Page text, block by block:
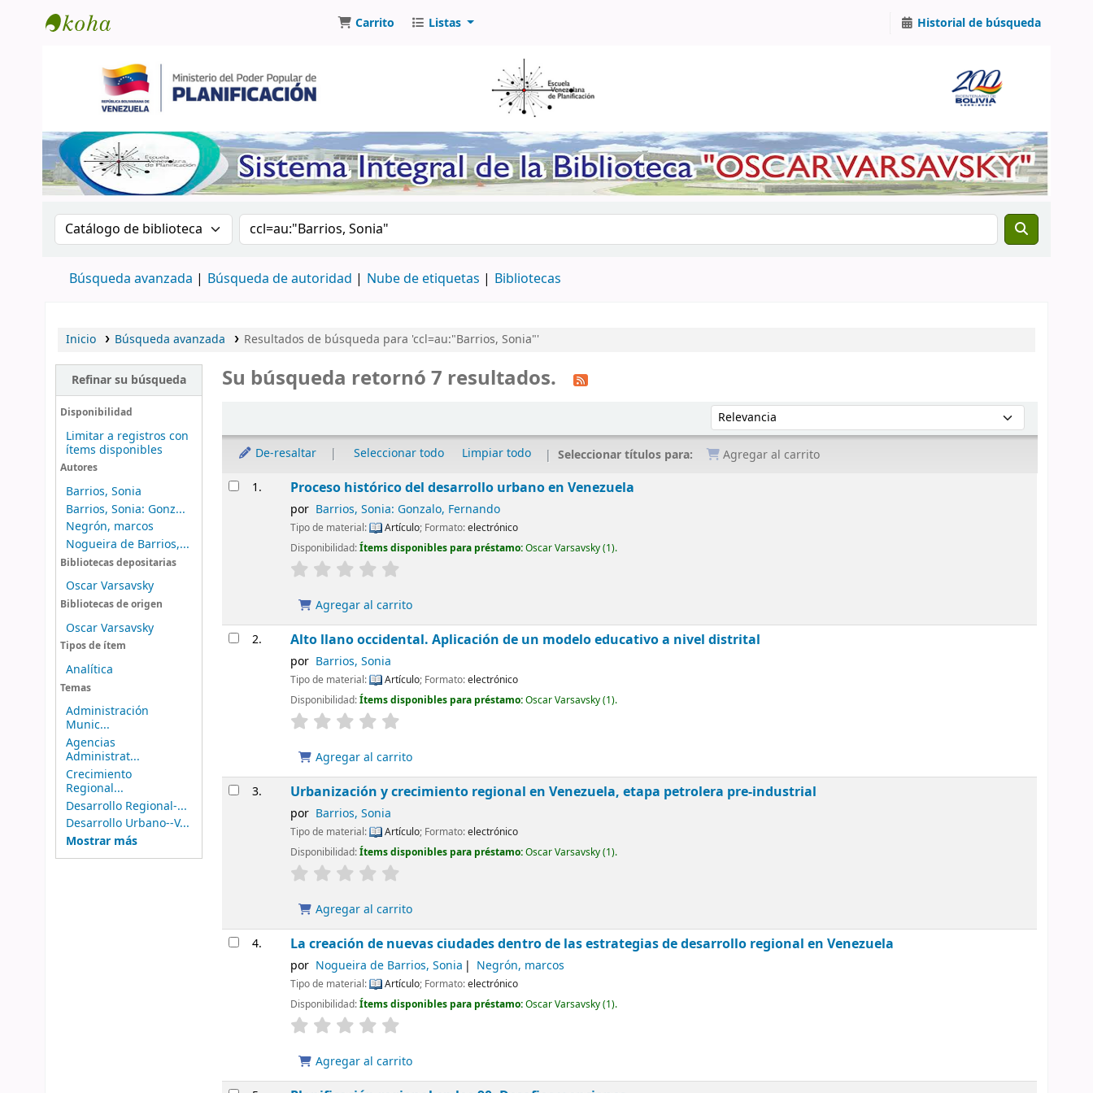
Carrito Listas Historial de búsqueda
Buscar en el catálogo por:Buscar en el catálogo por palabra clave
Búsqueda avanzada Búsqueda de autoridad Nube de etiquetas Bibliotecas
Inicio Búsqueda avanzada Resultados de búsqueda para 'ccl=au:"Barrios, Sonia"'
Refinar su búsqueda
Disponibilidad
Limitar a registros con
ítems disponibles
Autores
Barrios, Sonia
Barrios, Sonia: Gonz...
Negrón, marcos
Nogueira de Barrios,...
Bibliotecas depositarias
Oscar Varsavsky
Bibliotecas de origen
Oscar Varsavsky
Tipos de ítem
Analítica
Temas
Administración
Munic...
Agencias
Administrat...
Crecimiento
Regional...
Desarrollo Regional-...
Desarrollo Urbano--V...
Mostrar más
Su búsqueda retornó 7 resultados.
Ordenar por:
De-resaltar Seleccionar todo Limpiar todo Seleccionar títulos para: Agregar al carrito
Resultados
1. Proceso histórico del desarrollo urbano en Venezuela
por Barrios, Sonia: Gonzalo, Fernando
Tipo de material: Artículo; Formato:electrónico
Disponibilidad:Ítems disponibles para préstamo:Oscar Varsavsky(1).
Agregar al carrito
2. Alto llano occidental. Aplicación de un modelo educativo a nivel distrital
por Barrios, Sonia
Tipo de material: Artículo; Formato:electrónico
Disponibilidad:Ítems disponibles para préstamo:Oscar Varsavsky(1).
Agregar al carrito
3. Urbanización y crecimiento regional en Venezuela, etapa petrolera pre-industrial
por Barrios, Sonia
Tipo de material: Artículo; Formato:electrónico
Disponibilidad:Ítems disponibles para préstamo:Oscar Varsavsky(1).
Agregar al carrito
4. La creación de nuevas ciudades dentro de las estrategias de desarrollo regional en Venezuela
por Nogueira de Barrios, Sonia Negrón, marcos
Tipo de material: Artículo; Formato:electrónico
Disponibilidad:Ítems disponibles para préstamo:Oscar Varsavsky(1).
Agregar al carrito